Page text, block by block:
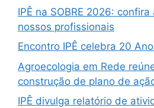
IPÊ na SOBRE 2026:
nossos profissionais
Encontro IPÊ celebra 20
Agroecologia em Rede
construção de plano de
IPÊ divulga relatório de